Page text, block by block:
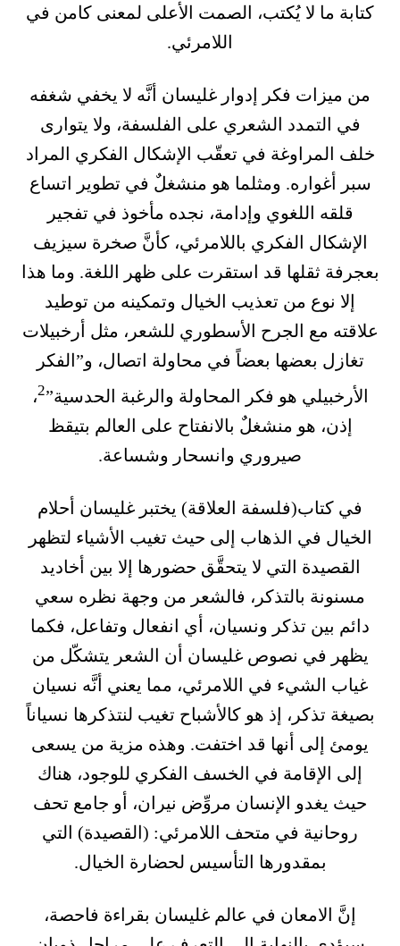
كتابة ما لا يُكتب، الصمت الأعلى لمعنى كامن في
اللامرئي.
من ميزات فكر إدوار غليسان أنَّه لا يخفي شغفه
في التمدد الشعري على الفلسفة، ولا يتوارى
خلف المراوغة في تعقّب الإشكال الفكري المراد
سبر أغواره. ومثلما هو منشغلٌ في تطوير اتساع
قلقه اللغوي وإدامة، نجده مأخوذ في تفجير
الإشكال الفكري باللامرئي، كأنَّ صخرة سيزيف
بعجرفة ثقلها قد استقرت على ظهر اللغة. وما هذا
إلا نوع من تعذيب الخيال وتمكينه من توطيد
علاقته مع الجرح الأسطوري للشعر، مثل أرخبيلات
تغازل بعضها بعضاً في محاولة اتصال، و”الفكر
الأرخبيلي هو فكر المحاولة والرغبة الحدسية”2،
إذن، هو منشغلٌ بالانفتاح على العالم بتيقظ
صيروري وانسحار وشساعة.
في كتاب(فلسفة العلاقة) يختبر غليسان أحلام
الخيال في الذهاب إلى حيث تغيب الأشياء لتظهر
القصيدة التي لا يتحقَّق حضورها إلا بين أخاديد
مسنونة بالتذكر، فالشعر من وجهة نظره سعي
دائم بين تذكر ونسيان، أي انفعال وتفاعل، فكما
يظهر في نصوص غليسان أن الشعر يتشكّل من
غياب الشيء في اللامرئي، مما يعني أنَّه نسيان
بصيغة تذكر، إذ هو كالأشباح تغيب لنتذكرها نسياناً
يومئ إلى أنها قد اختفت. وهذه مزية من يسعى
إلى الإقامة في الخسف الفكري للوجود، هناك
حيث يغدو الإنسان مروِّض نيران، أو جامع تحف
روحانية في متحف اللامرئي: (القصيدة) التي
بمقدورها التأسيس لحضارة الخيال.
إنَّ الامعان في عالم غليسان بقراءة فاحصة،